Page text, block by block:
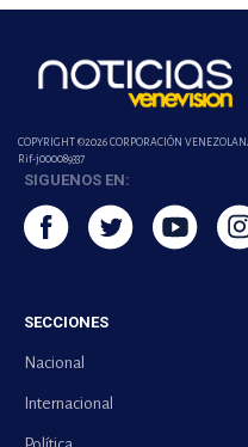
COPYRIGHT ©2026 CORPORACIÓN
Rif-j000089337
SIGUENOS EN:
SECCIONES
Nacional
Internacional